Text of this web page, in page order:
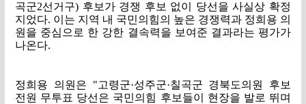
곡군2선거구) 후보가 경쟁 후보 없이 당선을 사실상 확정
지었다. 이는 지역 내 국민의힘의 높은 경쟁력과 정희용 의
원을 중심으로 한 강한 결속력을 보여준 결과라는 평가가
나온다.
정희용 의원은 "고령군·성주군·칠곡군 경북도의원 후보
전원 무투표 당선은 국민의힘 후보들이 현장을 발로 뛰며